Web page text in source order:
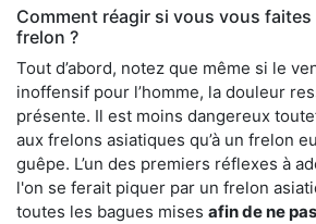
Comment réagir si vous vous
frelon ?
Tout d’abord, notez que même si le
inoffensif pour l’homme, la douleur
présente. Il est moins dangereux
aux frelons asiatiques qu’à un frelon
guêpe. L’un des premiers réflexes à
l'on se ferait piquer par un frelon
toutes les bagues mises afin de ne